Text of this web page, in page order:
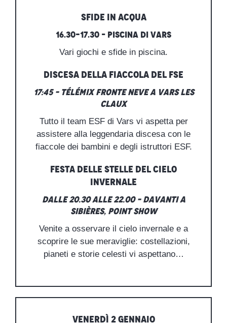
Sfide in acqua
16.30-17.30 – Piscina di Vars
Vari giochi e sfide in piscina.
Discesa della fiaccola del FSE
17:45 – Télémix fronte neve a Vars les
Claux
Tutto il team ESF di Vars vi aspetta per
assistere alla leggendaria discesa con le
fiaccole dei bambini e degli istruttori ESF.
Festa delle stelle del cielo
invernale
Dalle 20.30 alle 22.00 – Davanti a
Sibières, Point Show
Venite a osservare il cielo invernale e a
scoprire le sue meraviglie: costellazioni,
pianeti e storie celesti vi aspettano…
VENERDÌ 2 GENNAIO